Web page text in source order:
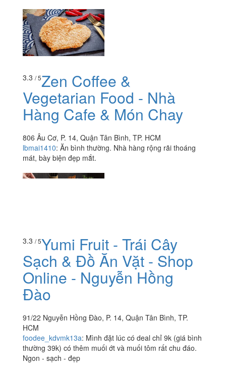
3.3 / 5Zen Coffee &
Vegetarian Food - Nhà
Hàng Cafe & Món Chay
806 Âu Cơ, P. 14, Quận Tân Bình, TP. HCM
lbmai1410: Ăn bình thường. Nhà hàng rộng rãi thoáng
mát, bày biện đẹp mắt.
3.3 / 5Yumi Fruit - Trái Cây
Sạch & Đồ Ăn Vặt - Shop
Online - Nguyễn Hồng
Đào
91/22 Nguyễn Hồng Đào, P. 14, Quận Tân Bình, TP.
HCM
foodee_kdvmk13a: Mình đặt lúc có deal chỉ 9k (giá bình
thường 39k) có thêm muối ớt và muối tôm rất chu đáo.
Ngon - sạch - đẹp